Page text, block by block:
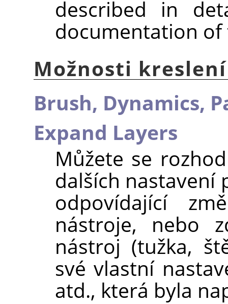
described in
documentation
Možnosti
Brush, Dynamics,
Expand Layers
Můžete se
dalších nastavení
odpovídající
nástroje, nebo
nástroj (tužka,
své vlastní
atd., která byla